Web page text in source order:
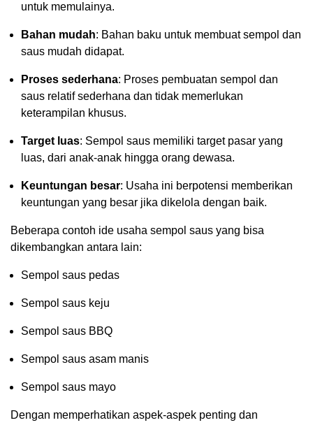
untuk memulainya.
Bahan mudah: Bahan baku untuk membuat sempol dan
saus mudah didapat.
Proses sederhana: Proses pembuatan sempol dan
saus relatif sederhana dan tidak memerlukan
keterampilan khusus.
Target luas: Sempol saus memiliki target pasar yang
luas, dari anak-anak hingga orang dewasa.
Keuntungan besar: Usaha ini berpotensi memberikan
keuntungan yang besar jika dikelola dengan baik.
Beberapa contoh ide usaha sempol saus yang bisa
dikembangkan antara lain:
Sempol saus pedas
Sempol saus keju
Sempol saus BBQ
Sempol saus asam manis
Sempol saus mayo
Dengan memperhatikan aspek-aspek penting dan